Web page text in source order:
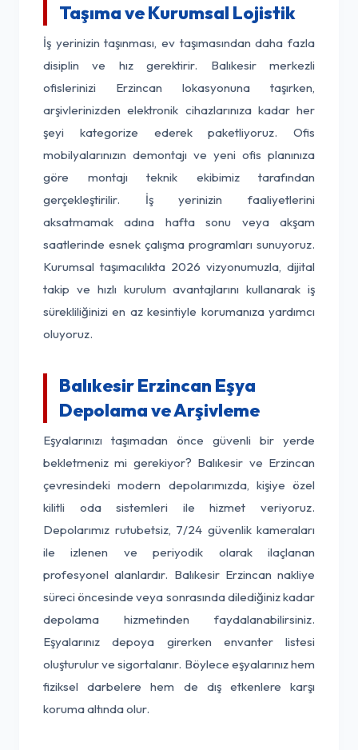
Taşıma ve Kurumsal Lojistik
İş yerinizin taşınması, ev taşımasından daha fazla
disiplin ve hız gerektirir. Balıkesir merkezli
ofislerinizi Erzincan lokasyonuna taşırken,
arşivlerinizden elektronik cihazlarınıza kadar her
şeyi kategorize ederek paketliyoruz. Ofis
mobilyalarınızın demontajı ve yeni ofis planınıza
göre montajı teknik ekibimiz tarafından
gerçekleştirilir. İş yerinizin faaliyetlerini
aksatmamak adına hafta sonu veya akşam
saatlerinde esnek çalışma programları sunuyoruz.
Kurumsal taşımacılıkta 2026 vizyonumuzla, dijital
takip ve hızlı kurulum avantajlarını kullanarak iş
sürekliliğinizi en az kesintiyle korumanıza yardımcı
oluyoruz.
Balıkesir Erzincan Eşya
Depolama ve Arşivleme
Eşyalarınızı taşımadan önce güvenli bir yerde
bekletmeniz mi gerekiyor? Balıkesir ve Erzincan
çevresindeki modern depolarımızda, kişiye özel
kilitli oda sistemleri ile hizmet veriyoruz.
Depolarımız rutubetsiz, 7/24 güvenlik kameraları
ile izlenen ve periyodik olarak ilaçlanan
profesyonel alanlardır. Balıkesir Erzincan nakliye
süreci öncesinde veya sonrasında dilediğiniz kadar
depolama hizmetinden faydalanabilirsiniz.
Eşyalarınız depoya girerken envanter listesi
oluşturulur ve sigortalanır. Böylece eşyalarınız hem
fiziksel darbelere hem de dış etkenlere karşı
koruma altında olur.